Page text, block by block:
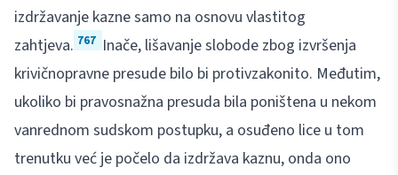
izdržavanje kazne samo na osnovu vlastitog
zahtjeva. 767 Inače, lišavanje slobode zbog izvršenja
krivičnopravne presude bilo bi protivzakonito. Međutim,
ukoliko bi pravosnažna presuda bila poništena u nekom
vanrednom sudskom postupku, a osuđeno lice u tom
trenutku već je počelo da izdržava kaznu, onda ono